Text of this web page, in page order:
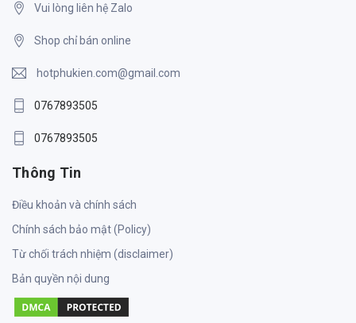
Vui lòng liên hệ Zalo
Shop chỉ bán online
hotphukien.com@gmail.com
0767893505
0767893505
Thông Tin
Điều khoản và chính sách
Chính sách bảo mật (Policy)
Từ chối trách nhiệm (disclaimer)
Bản quyền nội dung